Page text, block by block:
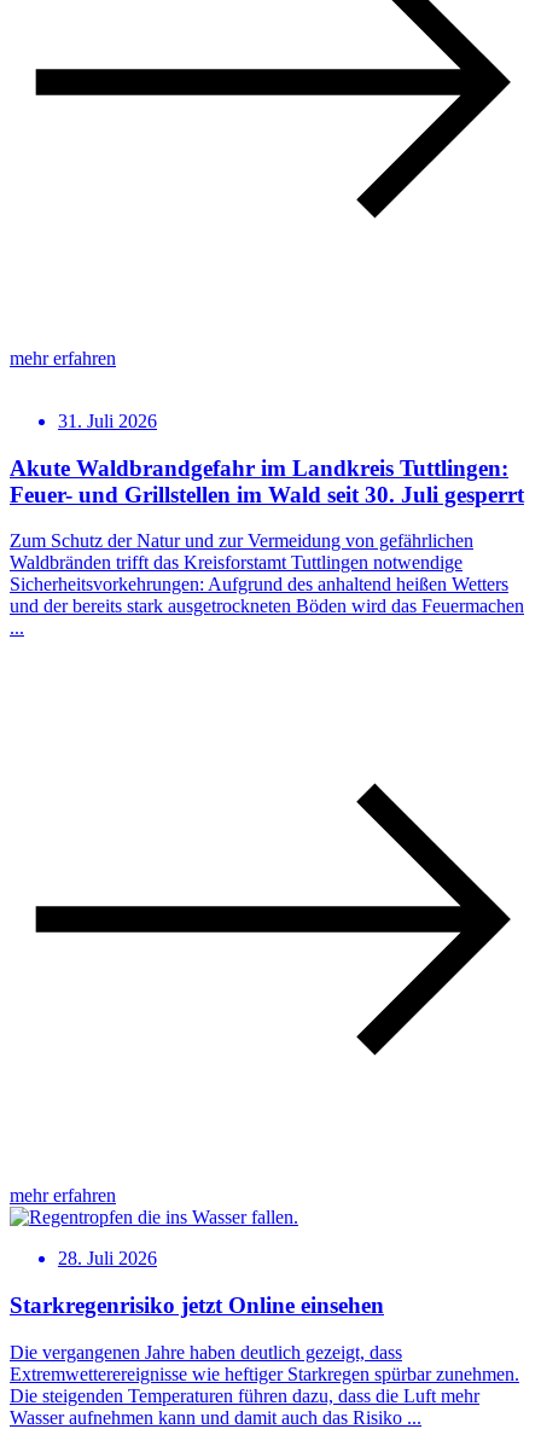
mehr erfahren
31. Juli 2026
Akute Waldbrandgefahr im Landkreis Tuttlingen:
Feuer- und Grillstellen im Wald seit 30. Juli gesperrt
Zum Schutz der Natur und zur Vermeidung von gefährlichen
Waldbränden trifft das Kreisforstamt Tuttlingen notwendige
Sicherheitsvorkehrungen: Aufgrund des anhaltend heißen Wetters
und der bereits stark ausgetrockneten Böden wird das Feuermachen
...
mehr erfahren
28. Juli 2026
Starkregenrisiko jetzt Online einsehen
Die vergangenen Jahre haben deutlich gezeigt, dass
Extremwetterereignisse wie heftiger Starkregen spürbar zunehmen.
Die steigenden Temperaturen führen dazu, dass die Luft mehr
Wasser aufnehmen kann und damit auch das Risiko ...